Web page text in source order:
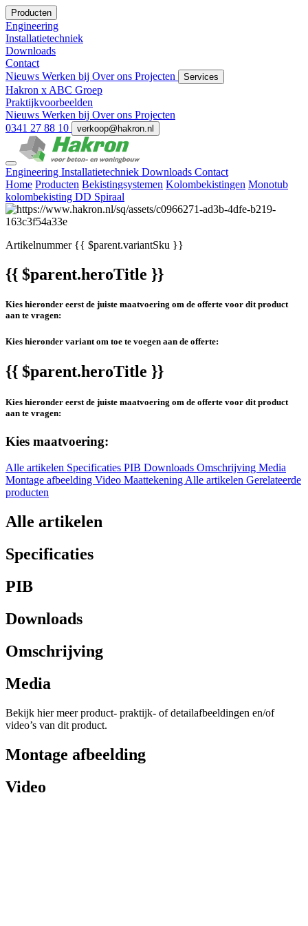
Producten
Engineering
Installatietechniek
Downloads
Contact
Nieuws Werken bij Over ons Projecten Services
Hakron x ABC Groep
Praktijkvoorbeelden
Nieuws Werken bij Over ons Projecten
0341 27 88 10
verkoop@hakron.nl
Engineering Installatietechniek Downloads Contact
Home Producten Bekistingsystemen Kolombekistingen Monotub
kolombekisting DD Spiraal
Artikelnummer{{ $parent.variantSku }}
{{ $parent.heroTitle }}
Kies hieronder eerst de juiste maatvoering om de offerte voor dit product
aan te vragen:
Kies hieronder variant om toe te voegen aan de offerte:
{{ $parent.heroTitle }}
Kies hieronder eerst de juiste maatvoering om de offerte voor dit product
aan te vragen:
Kies maatvoering:
Alle artikelen Specificaties PIB Downloads Omschrijving Media
Montage afbeelding Video MaattekeningAlle artikelen Gerelateerde
producten
Alle artikelen
Specificaties
PIB
Downloads
Omschrijving
Media
Bekijk hier meer product- praktijk- of detailafbeeldingen en/of
video’s van dit product.
Montage afbeelding
Video